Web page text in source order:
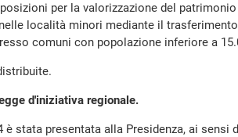
per la valorizzazione del patrimonio
località minori mediante il
comuni con popolazione inferiore a
d'iniziativa regionale.
stata presentata alla Presidenza, ai sensi